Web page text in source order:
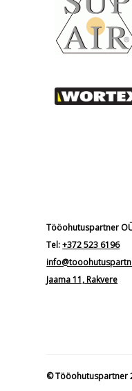
Tööohutuspartner
Tel:+372 523 6196
Jaama 11, Rakvere
© Tööohutuspartner